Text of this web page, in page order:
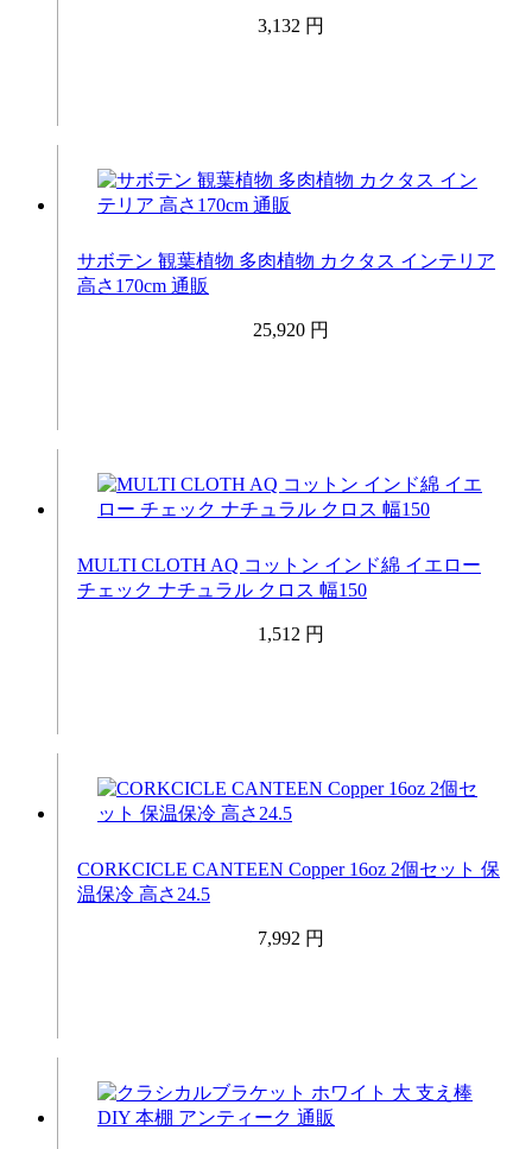
3,132 円
サボテン 観葉植物 多肉植物 カクタス インテリア
高さ170cm 通販
25,920 円
MULTI CLOTH AQ コットン インド綿 イエロー
チェック ナチュラル クロス 幅150
1,512 円
CORKCICLE CANTEEN Copper 16oz 2個セット 保
温保冷 高さ24.5
7,992 円